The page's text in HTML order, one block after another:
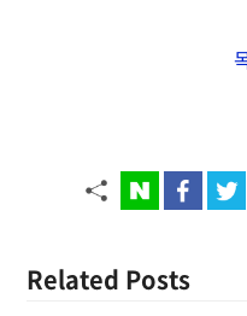
Related Posts